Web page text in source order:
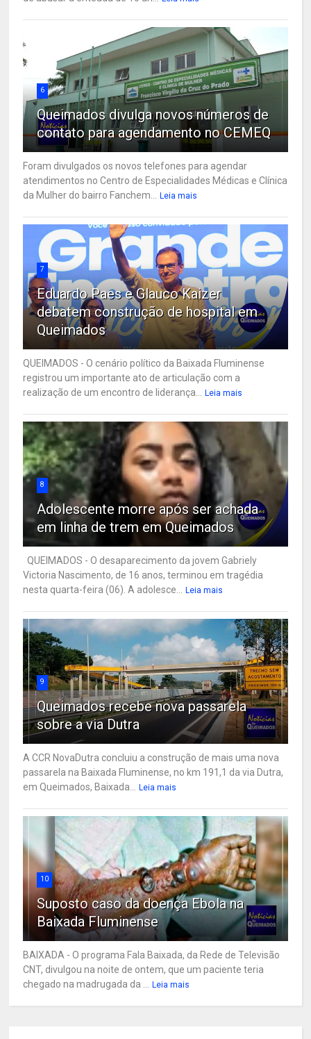
6
Queimados divulga novos números de
contato para agendamento no CEMEQ
Foram divulgados os novos telefones para agendar
atendimentos no Centro de Especialidades Médicas e Clínica
da Mulher do bairro Fanchem...
Leia mais
7
Eduardo Paes e Glauco Kaizer
debatem construção de hospital em
Queimados
QUEIMADOS - O cenário político da Baixada Fluminense
registrou um importante ato de articulação com a
realização de um encontro de liderança...
Leia mais
8
Adolescente morre após ser achada
em linha de trem em Queimados
QUEIMADOS - O desaparecimento da jovem Gabriely
Victoria Nascimento, de 16 anos, terminou em tragédia
nesta quarta-feira (06). A adolesce...
Leia mais
9
Queimados recebe nova passarela
sobre a via Dutra
A CCR NovaDutra concluiu a construção de mais uma nova
passarela na Baixada Fluminense, no km 191,1 da via Dutra,
em Queimados, Baixada...
Leia mais
10
Suposto caso da doença Ebola na
Baixada Fluminense
BAIXADA - O programa Fala Baixada, da Rede de Televisão
CNT, divulgou na noite de ontem, que um paciente teria
chegado na madrugada da ...
Leia mais